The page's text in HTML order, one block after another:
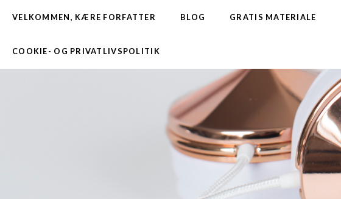
VELKOMMEN, KÆRE FORFATTER BLOG GRATIS MATERIALE
COOKIE- OG PRIVATLIVSPOLITIK